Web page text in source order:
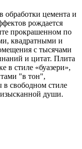
обработки цемента и
рождается
прокрашенном по
квадратными и
с тысячами
и цитат. Плита
в стиле «буазери»,
"в тон",
свободном стиле
души.